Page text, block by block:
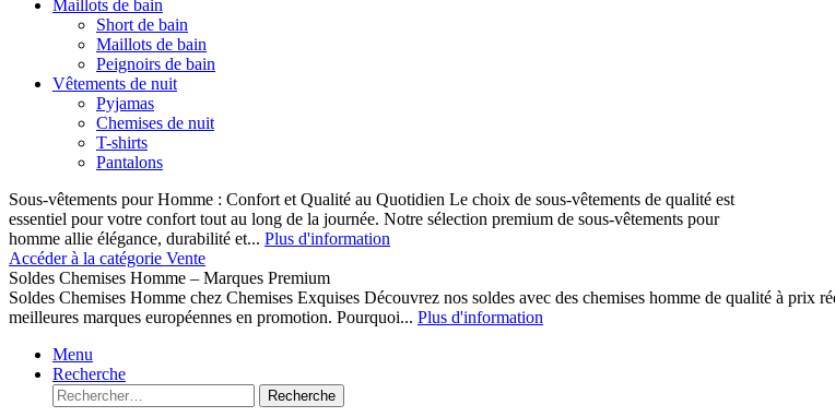
Maillots de bain
Short de bain
Maillots de bain
Peignoirs de bain
Vêtements de nuit
Pyjamas
Chemises de nuit
T-shirts
Pantalons
Sous-vêtements pour Homme : Confort et Qualité au Quotidien Le choix de sous-vêtements de qualité est
essentiel pour votre confort tout au long de la journée. Notre sélection premium de sous-vêtements pour
homme allie élégance, durabilité et... Plus d'information
Accéder à la catégorie Vente
Soldes Chemises Homme – Marques Premium
Soldes Chemises Homme chez Chemises Exquises Découvrez nos soldes avec des chemises homme de qualité
meilleures marques européennes en promotion. Pourquoi... Plus d'information
Menu
Recherche
Recherche